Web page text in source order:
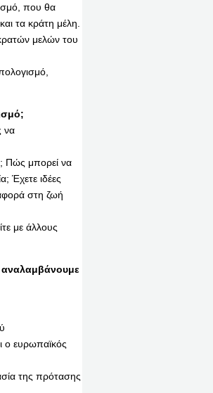
που θα
τα κράτη μέλη.
μελών του
να
Πώς μπορεί να
Έχετε ιδέες
στη ζωή
με άλλους
αναλαμβάνουμε
ο ευρωπαϊκός
της πρότασης